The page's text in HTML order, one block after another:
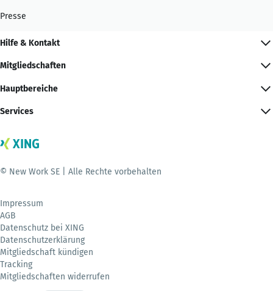
Presse
Hilfe & Kontakt
Mitgliedschaften
Hauptbereiche
Services
© New Work SE | Alle Rechte vorbehalten
Impressum
AGB
Datenschutz bei XING
Datenschutzerklärung
Mitgliedschaft kündigen
Tracking
Mitgliedschaften widerrufen